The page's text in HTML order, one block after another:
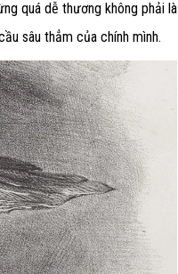
quá dễ thương không phải là
sâu thẳm của chính mình.